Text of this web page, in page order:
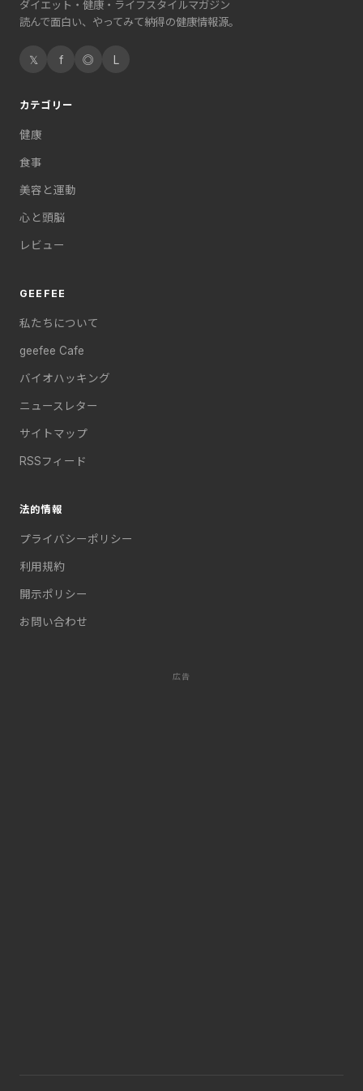
ダイエット・健康・ライフスタイルマガジン
読んで面白い、やってみて納得の健康情報源。
𝕏 f ◎ L
カテゴリー
健康
食事
美容と運動
心と頭脳
レビュー
GEEFEE
私たちについて
geefee Cafe
バイオハッキング
ニュースレター
サイトマップ
RSSフィード
法的情報
プライバシーポリシー
利用規約
開示ポリシー
お問い合わせ
広告